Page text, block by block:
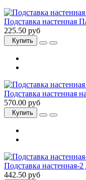
Подставка настенная
225.50 руб
Купить
Подставка настенная
570.00 руб
Купить
Подставка настенная-
442.50 руб